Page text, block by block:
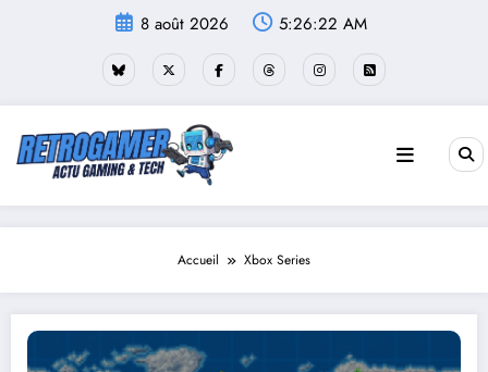
8 août 2026 5:26:23 AM
Accueil Xbox Series